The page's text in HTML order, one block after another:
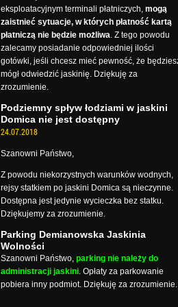
eksploatacyjnym terminali płatniczych, mogą
zaistnieć sytuacje, w których płatność kartą
płatniczą nie będzie możliwa. Z tego powodu
zalecamy posiadanie odpowiedniej ilości
gotówki, jeśli chcesz mieć pewność, że
mógł odwiedzić jaskinię. Dziękuję za
zrozumienie.
Podziemny spływ łodziami w jaskini
Domica nie jest dostępny
24.07.2018
Szanowni Państwo,
Z powodu niekorzystnych warunków wodnych,
rejsy statkiem po jaskini Domica są nieczynne.
Dostępna jest jedynie wycieczka bez statku.
Dziękujemy za zrozumienie.
Parking Demianowska Jaskinia
Wolności
Szanowni Państwo, parking nie należy do
administracji jaskini. Opłaty za parkowanie
pobiera inny podmiot. Dziękuję za zrozumienie.